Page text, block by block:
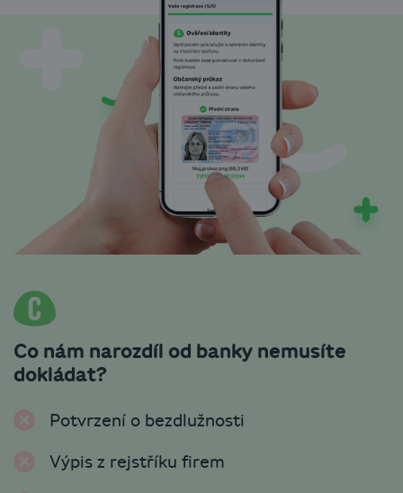
Co nám narozdíl od banky nemusíte
dokládat?
Potvrzení o bezdlužnosti
Výpis z rejstříku firem